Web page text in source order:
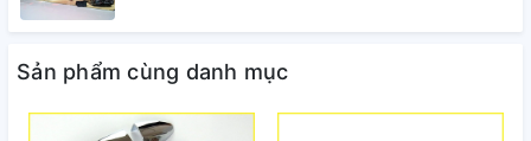
Sản phẩm cùng danh mục